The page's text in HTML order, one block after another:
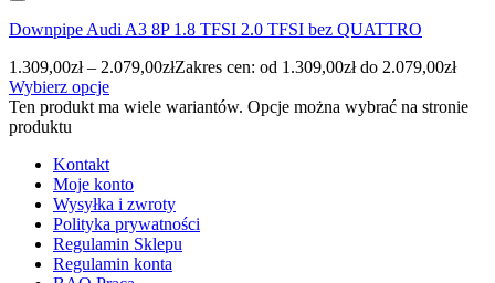
Downpipe Audi A3 8P 1.8 TFSI 2.0 TFSI bez QUATTRO
1.309,00zł – 2.079,00złZakres cen: od 1.309,00zł do 2.079,00zł
Wybierz opcje
Ten produkt ma wiele wariantów. Opcje można wybrać na stronie
produktu
Kontakt
Moje konto
Wysyłka i zwroty
Polityka prywatności
Regulamin Sklepu
Regulamin konta